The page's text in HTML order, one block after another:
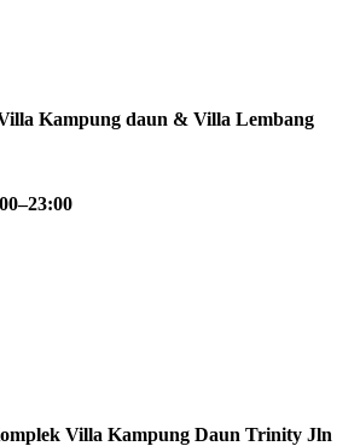
Kampung daun & Villa Lembang
Villa Kampung Daun Trinity Jln